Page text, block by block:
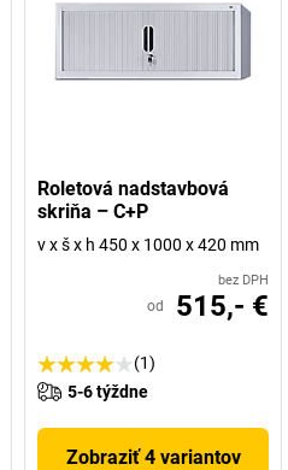
Roletová nadstavbová
skriňa – C+P
v x š x h 450 x 1000 x 420 mm
bez DPH
od 515,- €
(1)
5-6 týždne
Zobraziť 4 variantov